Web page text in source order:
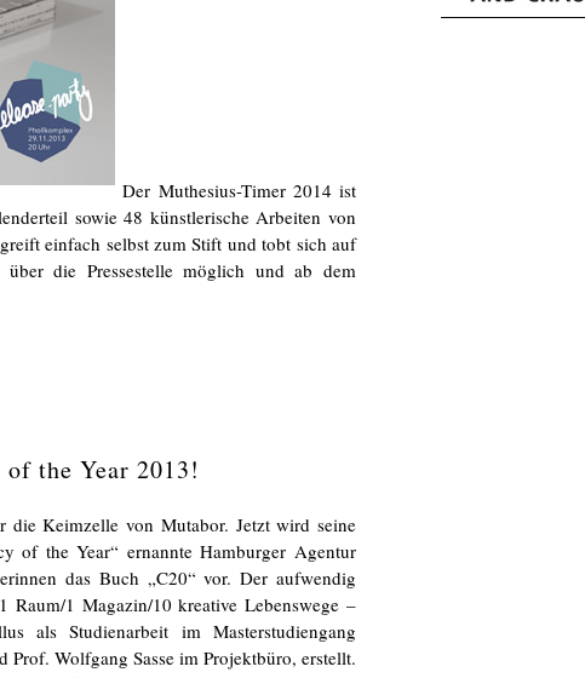
Der Muthesius-Timer 2014 ist
sowie 48 künstlerische Arbeiten von
einfach selbst zum Stift und tobt sich auf
die Pressestelle möglich und ab dem
the Year 2013!
die Keimzelle von Mutabor. Jetzt wird seine
of the Year“ ernannte Hamburger Agentur
das Buch „C20“ vor. Der aufwendig
1 Magazin/10 kreative Lebenswege –
als Studienarbeit im Masterstudiengang
Wolfgang Sasse im Projektbüro, erstellt.